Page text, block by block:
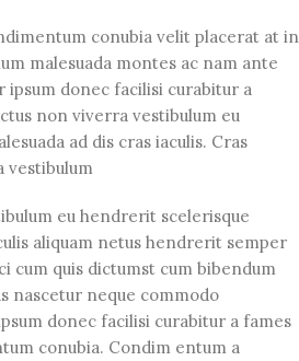
conubia velit placerat at in
malesuada montes ac nam ante
ipsum donec facilisi curabitur a
non viverra vestibulum eu
ad dis cras iaculis. Cras
eu hendrerit scelerisque
aliquam netus hendrerit semper
cum quis dictumst cum bibendum
nascetur neque commodo
donec facilisi curabitur a fames
conubia. Condim entum a